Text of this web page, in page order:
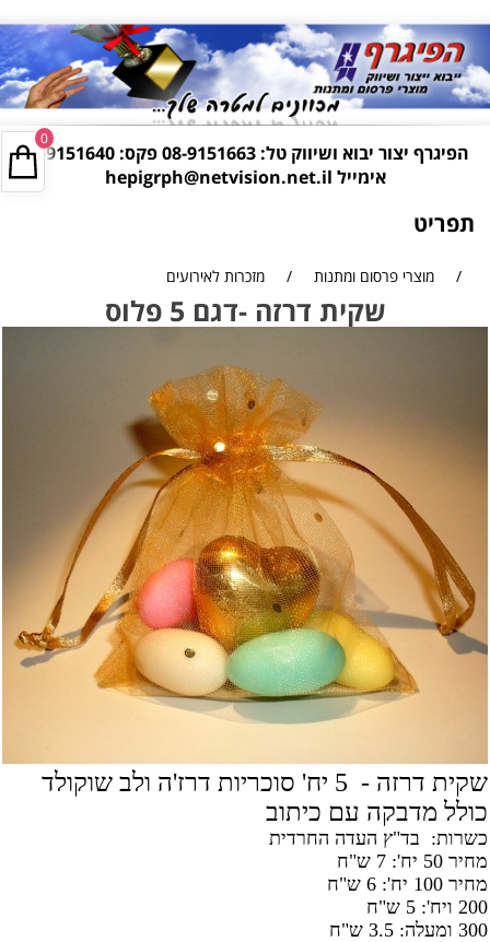
הפיגרף יצור יבוא ושיווק טל: 08-9151663
פקס: 08-9151640
אימייל hepigrph@netvision.net.il
תפריט
/ מוצרי פרסום ומתנות / מזכרות לאירועים
שקית דרזה -דגם 5 פלוס
שקית דרזה - 5 יח' סוכריות דרז'ה ולב שוקולד
כולל מדבקה עם כיתוב
כשרות: בד"ץ העדה החרדית
מחיר 50 יח': 7 ש"ח
מחיר 100 יח': 6 ש"ח
200 ויח': 5 ש"ח
300 ומעלה: 3.5 ש"ח
0